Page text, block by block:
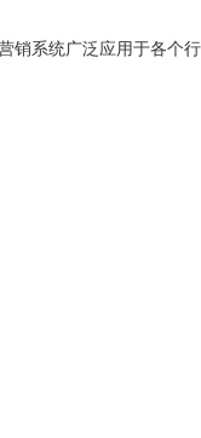
销系统广泛应用于各个